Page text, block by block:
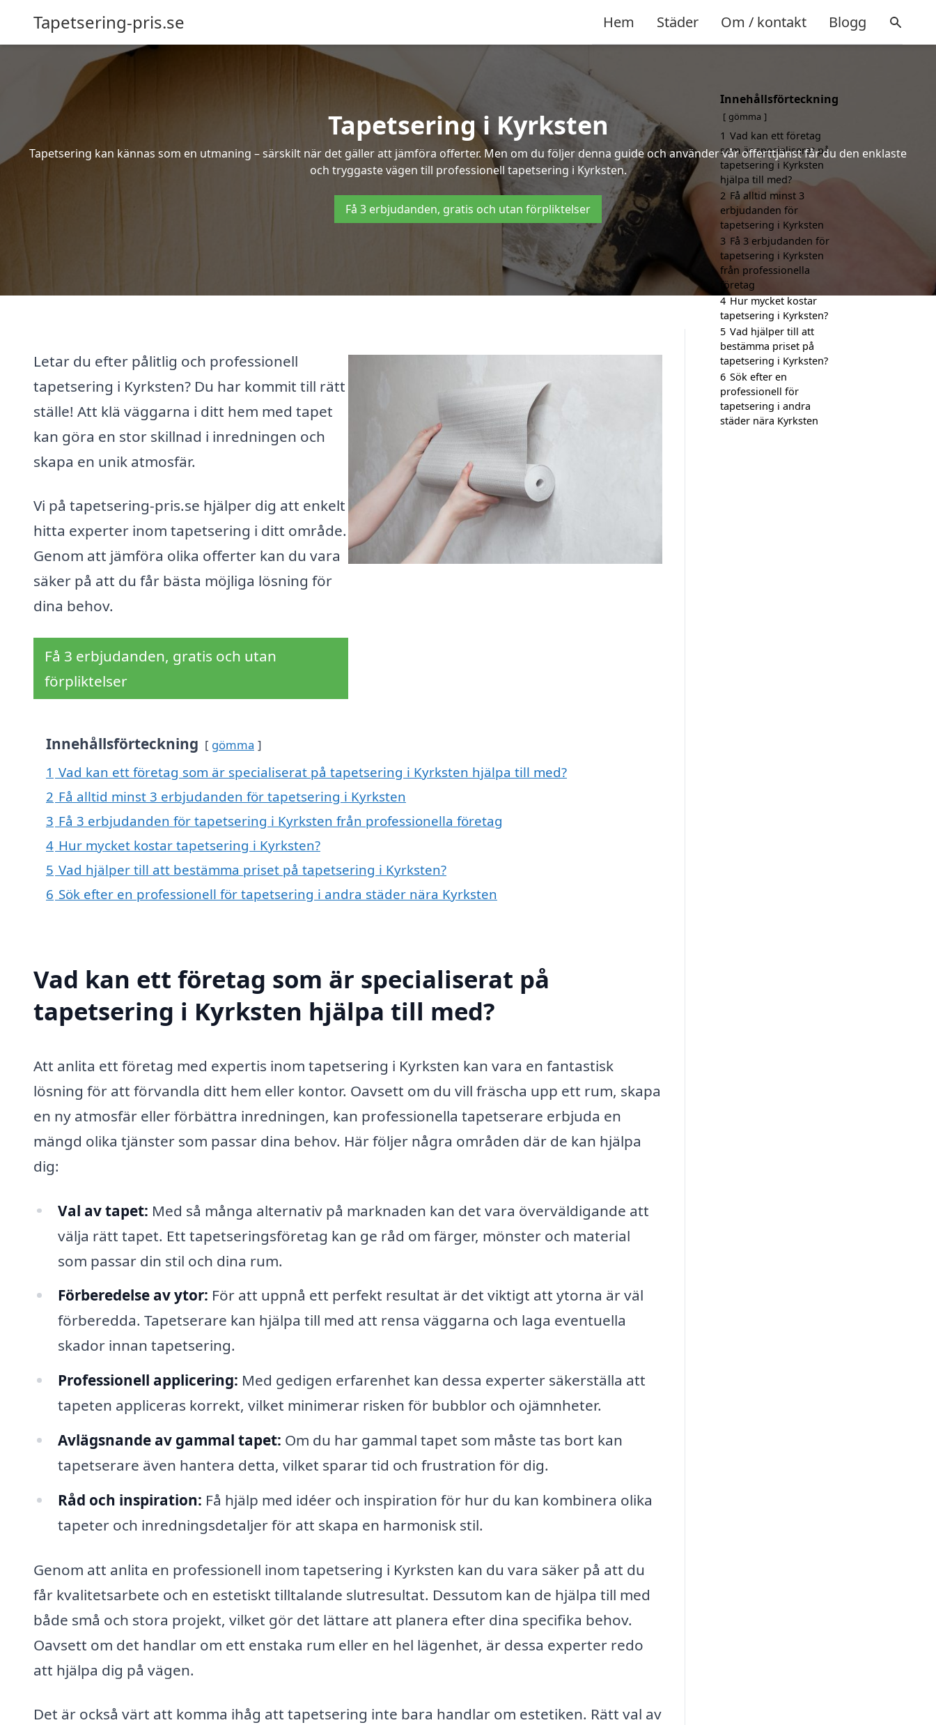
Tapetsering-pris.se Hem Städer Om / kontakt Blogg
Tapetsering i Kyrksten
Tapetsering kan kännas som en utmaning – särskilt när det gäller att jämföra offerter. Men om du följer denna guide och använder vår offerttjänst får du den enklaste
och tryggaste vägen till professionell tapetsering i Kyrksten.
Få 3 erbjudanden, gratis och utan förpliktelser
Letar du efter pålitlig och professionell
tapetsering i Kyrksten? Du har kommit till rätt
ställe! Att klä väggarna i ditt hem med tapet
kan göra en stor skillnad i inredningen och
skapa en unik atmosfär.
Vi på tapetsering-pris.se hjälper dig att enkelt
hitta experter inom tapetsering i ditt område.
Genom att jämföra olika offerter kan du vara
säker på att du får bästa möjliga lösning för
dina behov.
Få 3 erbjudanden, gratis och utan
förpliktelser
Innehållsförteckning gömma
1 Vad kan ett företag som är specialiserat på tapetsering i Kyrksten hjälpa till med?
2 Få alltid minst 3 erbjudanden för tapetsering i Kyrksten
3 Få 3 erbjudanden för tapetsering i Kyrksten från professionella företag
4 Hur mycket kostar tapetsering i Kyrksten?
5 Vad hjälper till att bestämma priset på tapetsering i Kyrksten?
6 Sök efter en professionell för tapetsering i andra städer nära Kyrksten
Vad kan ett företag som är specialiserat på
tapetsering i Kyrksten hjälpa till med?
Att anlita ett företag med expertis inom tapetsering i Kyrksten kan vara en fantastisk
lösning för att förvandla ditt hem eller kontor. Oavsett om du vill fräscha upp ett rum, skapa
en ny atmosfär eller förbättra inredningen, kan professionella tapetserare erbjuda en
mängd olika tjänster som passar dina behov. Här följer några områden där de kan hjälpa
dig:
Val av tapet: Med så många alternativ på marknaden kan det vara överväldigande att
välja rätt tapet. Ett tapetseringsföretag kan ge råd om färger, mönster och material
som passar din stil och dina rum.
Förberedelse av ytor: För att uppnå ett perfekt resultat är det viktigt att ytorna är väl
förberedda. Tapetserare kan hjälpa till med att rensa väggarna och laga eventuella
skador innan tapetsering.
Professionell applicering: Med gedigen erfarenhet kan dessa experter säkerställa att
tapeten appliceras korrekt, vilket minimerar risken för bubblor och ojämnheter.
Avlägsnande av gammal tapet: Om du har gammal tapet som måste tas bort kan
tapetserare även hantera detta, vilket sparar tid och frustration för dig.
Råd och inspiration: Få hjälp med idéer och inspiration för hur du kan kombinera olika
tapeter och inredningsdetaljer för att skapa en harmonisk stil.
Genom att anlita en professionell inom tapetsering i Kyrksten kan du vara säker på att du
får kvalitetsarbete och en estetiskt tilltalande slutresultat. Dessutom kan de hjälpa till med
både små och stora projekt, vilket gör det lättare att planera efter dina specifika behov.
Oavsett om det handlar om ett enstaka rum eller en hel lägenhet, är dessa experter redo
att hjälpa dig på vägen.
Det är också värt att komma ihåg att tapetsering inte bara handlar om estetiken. Rätt val av
Innehållsförteckning
gömma
1 Vad kan ett företag
som är specialiserat på
tapetsering i Kyrksten
hjälpa till med?
2 Få alltid minst 3
erbjudanden för
tapetsering i Kyrksten
3 Få 3 erbjudanden för
tapetsering i Kyrksten
från professionella
företag
4 Hur mycket kostar
tapetsering i Kyrksten?
5 Vad hjälper till att
bestämma priset på
tapetsering i Kyrksten?
6 Sök efter en
professionell för
tapetsering i andra
städer nära Kyrksten